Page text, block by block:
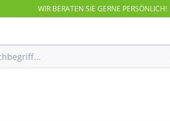
WIR BERATEN SIE GERNE PERSÖNLICH!